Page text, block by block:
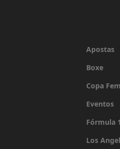
Apostas
Boxe
Copa
Eventos
Fórmula 1
Los